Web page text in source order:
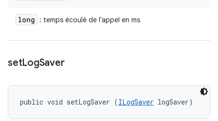
long : temps écoulé de l'appel en ms
setLogSaver
public void setLogSaver (ILogSaver logSaver)